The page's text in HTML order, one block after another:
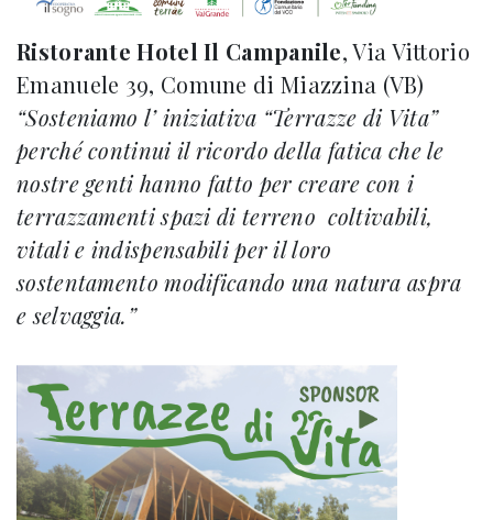
Ristorante Hotel Il Campanile, Via Vittorio
Emanuele 39, Comune di Miazzina (VB)
“Sosteniamo l’ iniziativa “Terrazze di Vita”
perché continui il ricordo della fatica che le
nostre genti hanno fatto per creare con i
terrazzamenti spazi di terreno coltivabili,
vitali e indispensabili per il loro
sostentamento modificando una natura aspra
e selvaggia.”